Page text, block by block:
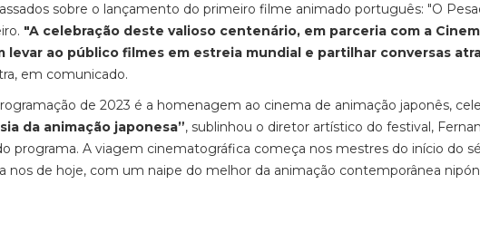
sobre o lançamento do primeiro filme animado português: "O
"A celebração deste valioso centenário, em parceria com a
levar ao público filmes em estreia mundial e partilhar conversas
em comunicado.
de 2023 é a homenagem ao cinema de animação japonês,
da animação japonesa”, sublinhou o diretor artístico do festival,
programa. A viagem cinematográfica começa nos mestres do início do
nos de hoje, com um naipe do melhor da animação contemporânea